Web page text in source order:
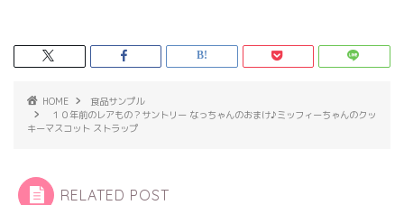
HOME
食品サンプル
１０年前のレアもの？サントリー なっちゃんのおまけ♪ミッフィーちゃんのクッ
キーマスコット ストラップ
RELATED POST